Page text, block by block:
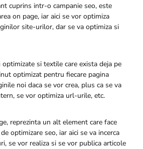
cuprins intr-o campanie seo, este
on page, iar aici se vor optimiza
site-urilor, dar se va optimiza si
optimizate si textile care exista deja pe
optimizat pentru fiecare pagina
noi daca se vor crea, plus ca se va
se vor optimiza url-urile, etc.
reprezinta un alt element care face
optimizare seo, iar aici se va incerca
se vor realiza si se vor publica articole